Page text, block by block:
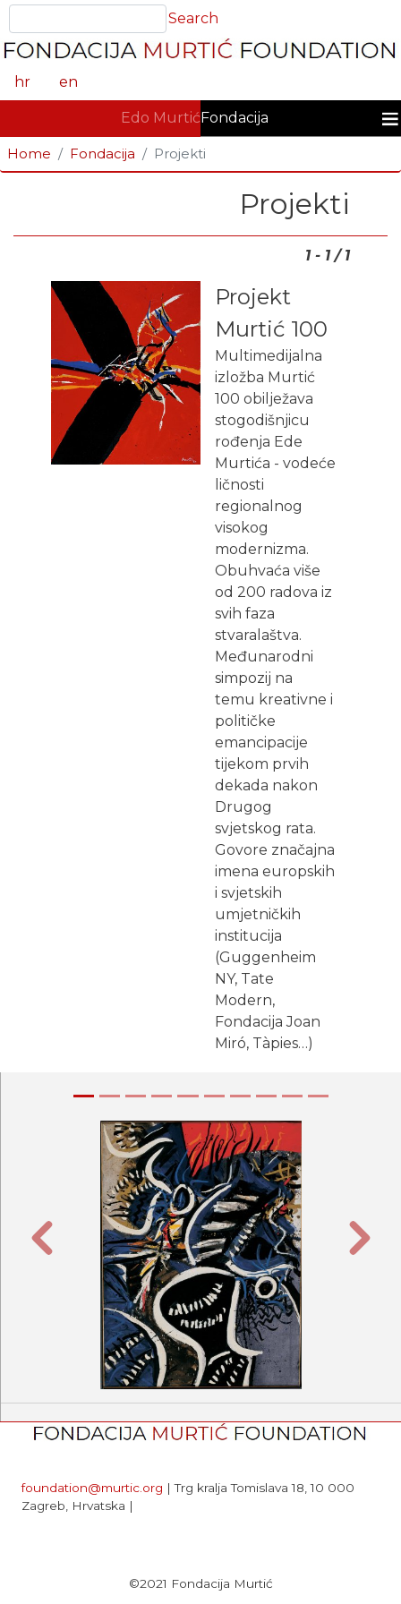
Skoči
glavni
Search
hr en
GLAVNA NAVIGACIJA
Edo MurtićFondacija
Home Fondacija Projekti
Projekti
1 - 1 / 1
Projekt
Murtić 100
Multimedijalna
izložba Murtić
100 obilježava
stogodišnjicu
rođenja Ede
Murtića - vodeće
ličnosti
regionalnog
visokog
modernizma.
Obuhvaća više
od 200 radova iz
svih faza
stvaralaštva.
Međunarodni
simpozij na
temu kreativne i
političke
emancipacije
tijekom prvih
dekada nakon
Drugog
svjetskog rata.
Govore značajna
imena europskih
i svjetskih
umjetničkih
institucija
(Guggenheim
NY, Tate
Modern,
Fondacija Joan
Miró, Tàpies…)
Prethodna
foundation@murtic.org | Trg kralja Tomislava 18, 10 000
Zagreb, Hrvatska |
©2021 Fondacija Murtić